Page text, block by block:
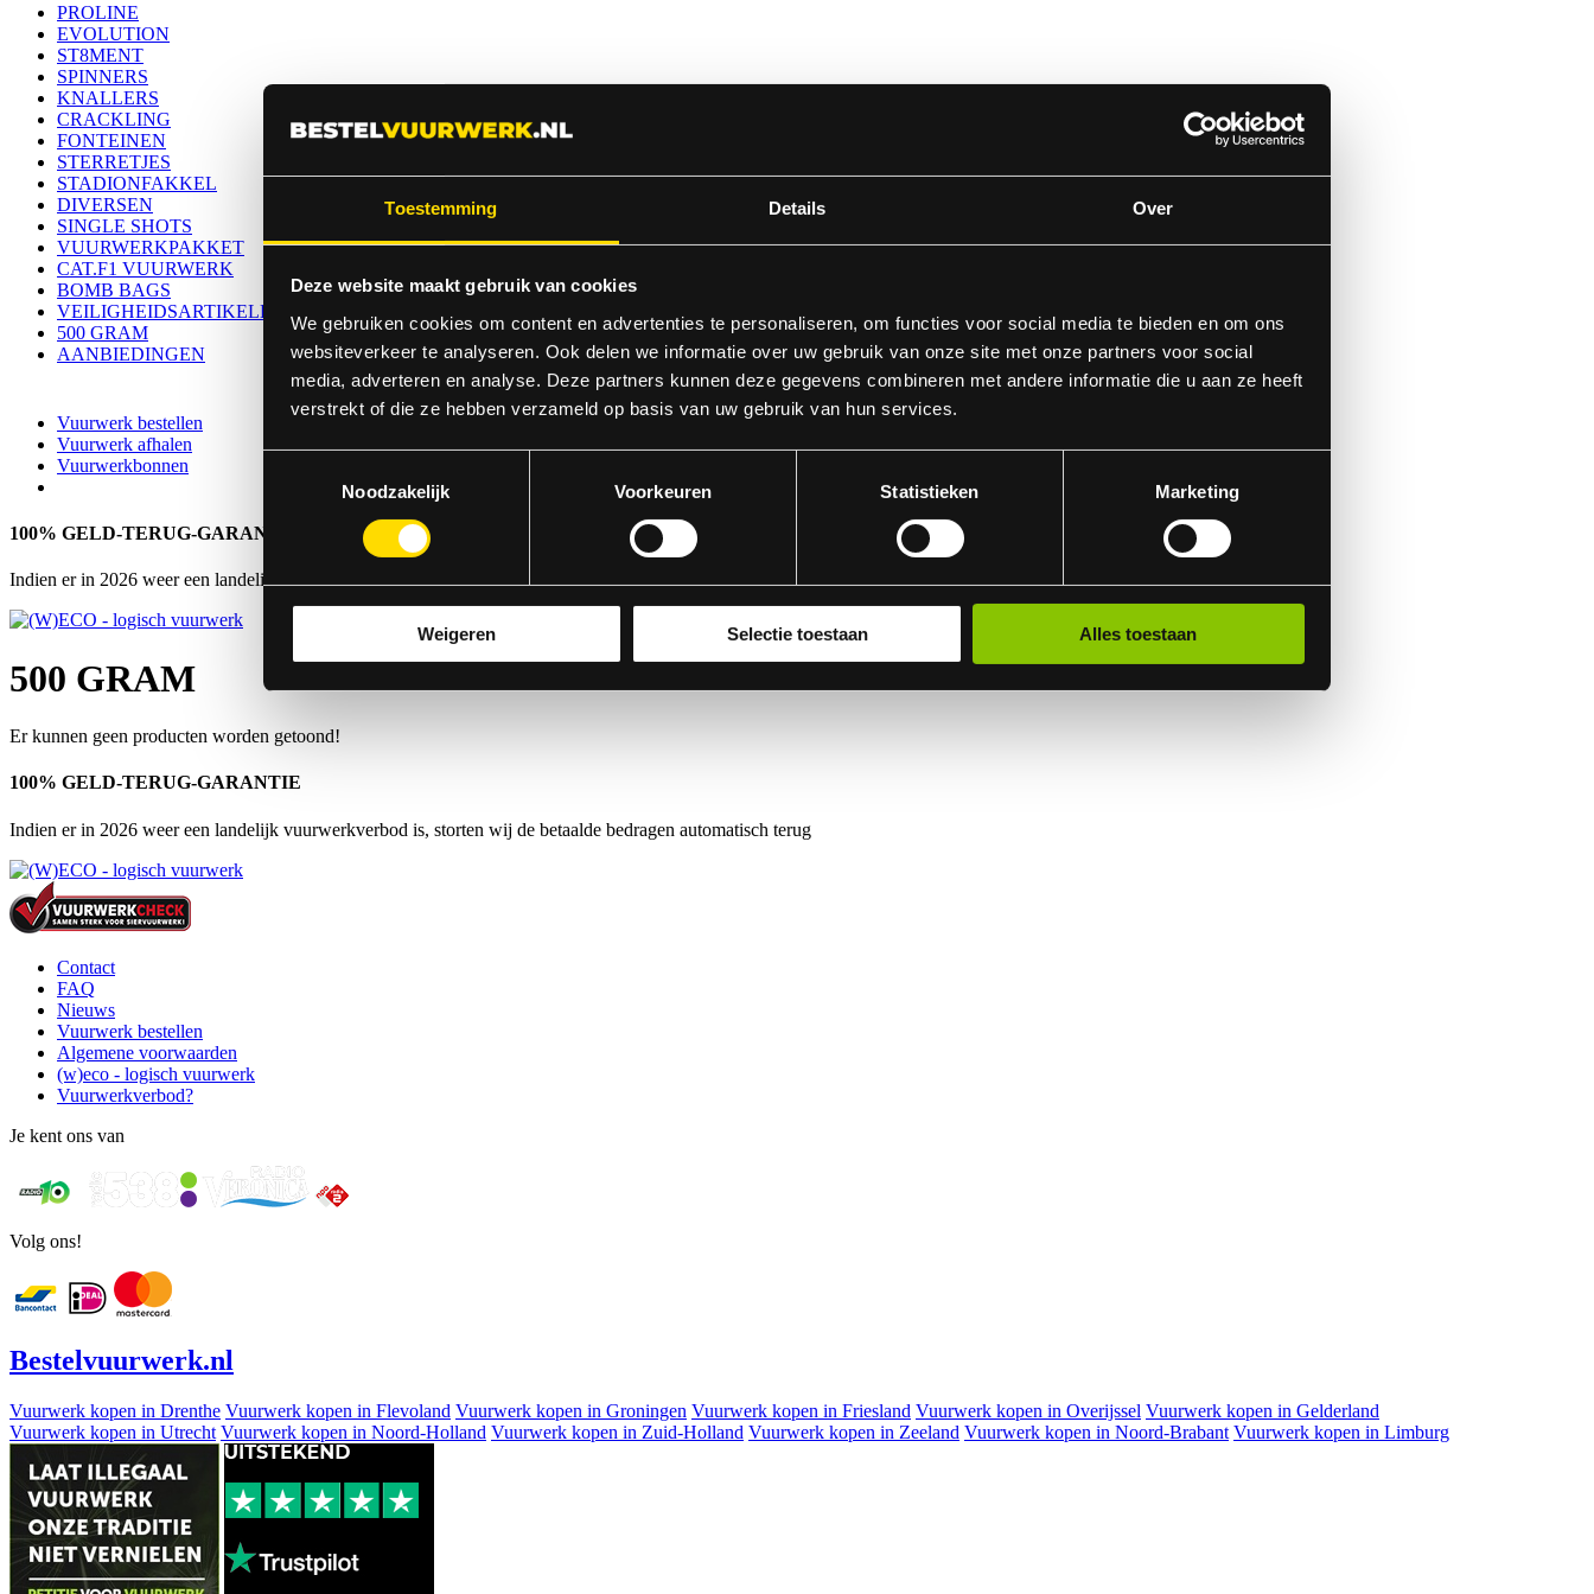
Toestemming Details Over
Deze website maakt gebruik van cookies
We gebruiken cookies om content en advertenties te personaliseren, om functies voor social media te bieden en om ons
websiteverkeer te analyseren. Ook delen we informatie over uw gebruik van onze site met onze partners voor social
media, adverteren en analyse. Deze partners kunnen deze gegevens combineren met andere informatie die u aan ze heeft
verstrekt of die ze hebben verzameld op basis van uw gebruik van hun services.
Noodzakelijk
Voorkeuren Statistieken Marketing
Weigeren Selectie toestaan Alles toestaan
PROLINE
EVOLUTION
ST8MENT
SPINNERS
KNALLERS
CRACKLING
FONTEINEN
STERRETJES
STADIONFAKKEL
DIVERSEN
SINGLE SHOTS
VUURWERKPAKKET
CAT.F1 VUURWERK
BOMB BAGS
VEILIGHEIDSARTIKELEN
500 GRAM
AANBIEDINGEN
Vuurwerk bestellen
Vuurwerk afhalen
Vuurwerkbonnen
100% GELD-TERUG-GARANTIE
Indien er in 2026 weer een landelijk vuurwerkverbod is, storten wij de betaalde bedragen automatisch terug
500 GRAM
Er kunnen geen producten worden getoond!
100% GELD-TERUG-GARANTIE
Indien er in 2026 weer een landelijk vuurwerkverbod is, storten wij de betaalde bedragen automatisch terug
Contact
FAQ
Nieuws
Vuurwerk bestellen
Algemene voorwaarden
(w)eco - logisch vuurwerk
Vuurwerkverbod?
Je kent ons van
Volg ons!
Bestelvuurwerk.nl
Vuurwerk kopen in Drenthe Vuurwerk kopen in Flevoland Vuurwerk kopen in Groningen Vuurwerk kopen in Friesland Vuurwerk kopen in Overijssel Vuurwerk kopen in Gelderland
Vuurwerk kopen in Utrecht Vuurwerk kopen in Noord-Holland Vuurwerk kopen in Zuid-Holland Vuurwerk kopen in Zeeland Vuurwerk kopen in Noord-Brabant Vuurwerk kopen in Limburg